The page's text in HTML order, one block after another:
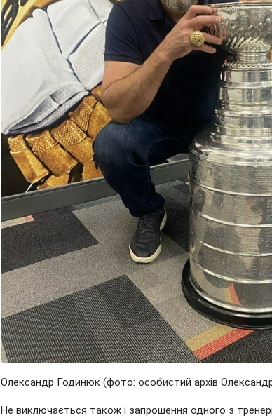
Олександр Годинюк (фото: особистий архів
Не виключається також і запрошення одного з